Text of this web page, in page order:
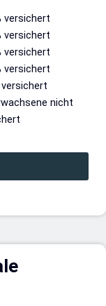
versichert
versichert
versichert
versichert
nicht